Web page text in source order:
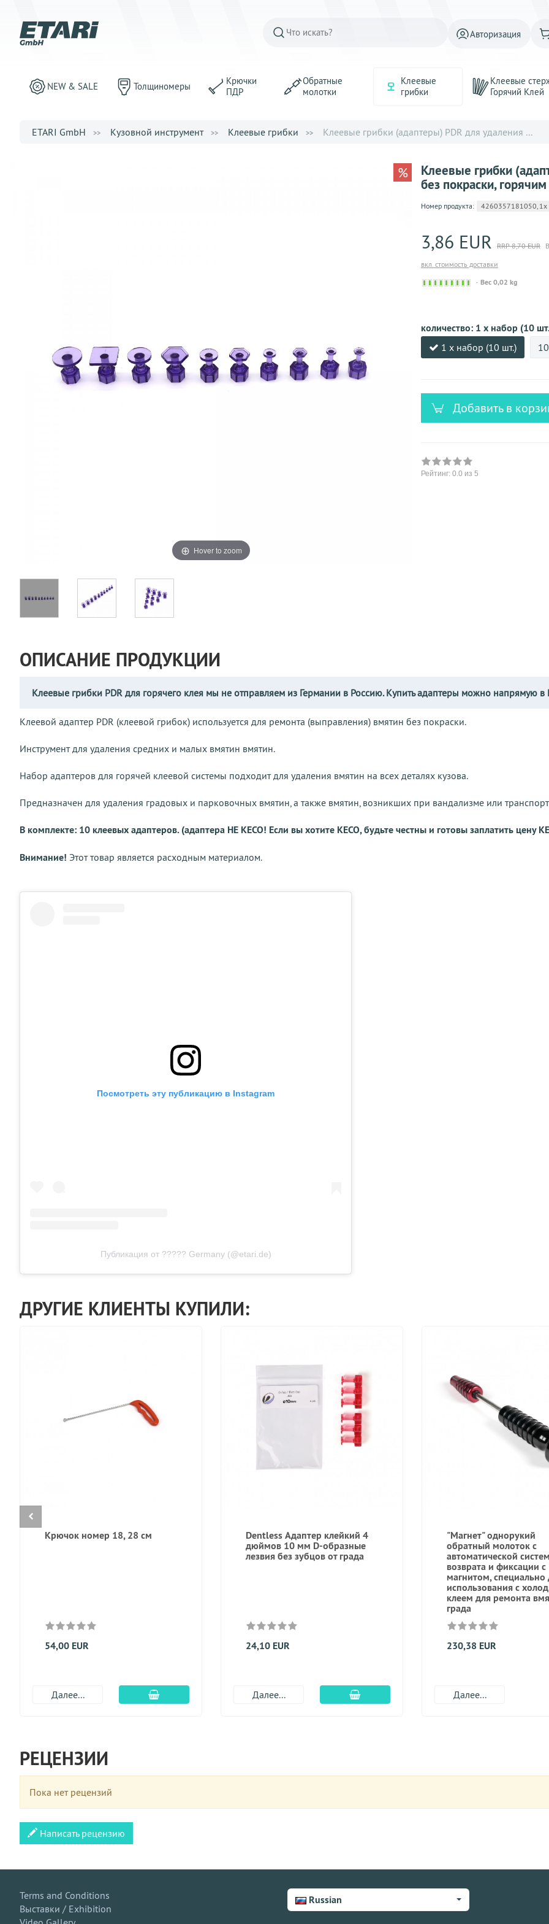
Авторизация
NEW & SALE Толщиномеры
Крючки
ПДР
Обратные
молотки
Клеевые
грибки
Клеевые
Горячий Kлей
ETARI GmbH Кузовной инструмент Клеевые грибки Клеевые грибки (адаптеры) PDR для удаления ...
Hover to zoom
%
Клеевые грибки
без покраски,
Номер продукта: 4260357181050, 1x
3,86 EUR RRP 8,70 EUR
вкл. стоимость доставки
Sofort
Вес 0,02 kg
количество: 1 х набор (10
1 х набор (10 шт.)
Добавить в
Рейтинг: 0.0 из 5
ОПИСАНИЕ ПРОДУКЦИИ
Клеевые грибки PDR для горячего клея мы не отправляем из Германии в Россию. Купить адаптеры можно напрямую в
Клеевой адаптер PDR (клеевой грибок) используется для ремонта (выправления) вмятин без покраски.
Инструмент для удаления средних и малых вмятин вмятин.
Набор адаптеров для горячей клеевой системы подходит для удаления вмятин на всех деталях кузова.
Предназначен для удаления градовых и парковочных вмятин, а также вмятин, возникших при вандализме или
В комплекте: 10 клеевых адаптеров. (адаптера HE KECO! Если вы хотите KECO, будьте честны и готовы заплатить цену
Внимание! Этот товар является расходным материалом.
Посмотреть эту публикацию в Instagram
Публикация от ????? Germany (@etari.de)
ДРУГИЕ КЛИЕНТЫ КУПИЛИ:
Крючок номер 18, 28 см
54,00 EUR
Далее... Добавить в корзину
Dentless Адаптер клейкий 4
дюймов 10 мм D-образные
лезвия без зубцов от града
24,10 EUR
Далее... Добавить в корзину
"Магнет" однорукий
обратный молоток с
автоматической
возврата и фиксации с
магнитом, специально
использования с
клеем для ремонта
града
230,38 EUR
Далее...
РЕЦЕНЗИИ
Пока нет рецензий
Написать рецензию
Terms and Conditions
Выставки / Exhibition
Russian